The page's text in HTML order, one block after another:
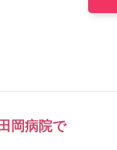
岡病院で